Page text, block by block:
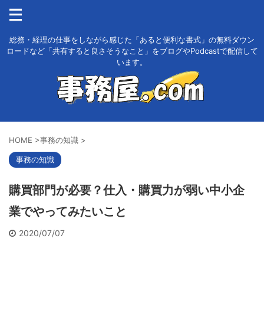
総務・経理の仕事をしながら感じた「あると便利な書式」の無料ダウン
ロードなど「共有すると良さそうなこと」をブログやPodcastで配信して
います。
HOME >事務の知識 >
事務の知識
購買部門が必要？仕入・購買力が弱い中小企
業でやってみたいこと
2020/07/07